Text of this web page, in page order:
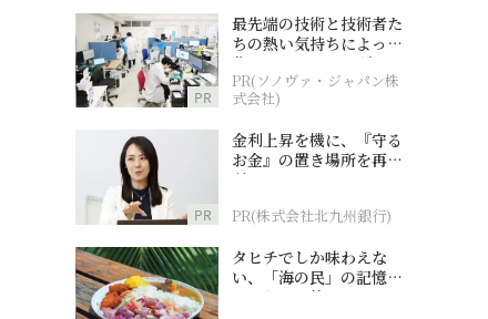
PR
最先端の技術と技術者た
ちの熱い気持ちによって
作られているオーダーメ
イド補聴器
PR(ソノヴァ・ジャパン株
式会社)
PR
金利上昇を機に、『守る
お金』の置き場所を再検
討
PR(株式会社北九州銀行)
タヒチでしか味わえな
い、「海の民」の記憶へ
とつながる旅